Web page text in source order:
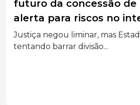
nacional com mais de
virtuais registrados em
Anuário de Segurança Pública
registrou mais...